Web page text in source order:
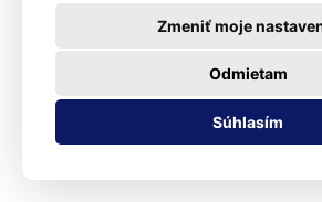
Súhlasím
Odmietam
Zmeniť moje